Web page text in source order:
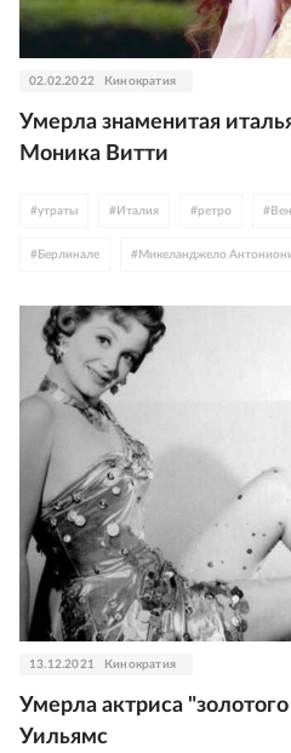
02.02.2022 Кинократия
Умерла знаменитая
Моника Витти
#утраты # Италия #ретро #
# Берлинале # Микеланджело
13.12.2021 Кинократия
Умерла актриса
Уильямс